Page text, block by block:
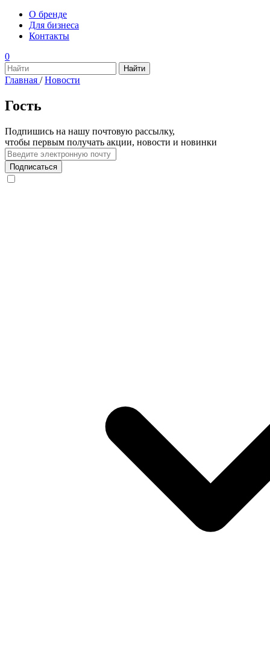
О бренде
Для бизнеса
Контакты
0
Главная / Новости
Гость
Подпишись на нашу почтовую рассылку,
чтобы первым получать акции, новости и новинки
Подписаться